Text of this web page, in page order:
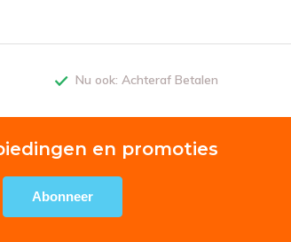
Nu ook: Achteraf Betalen
en promoties
Abonneer